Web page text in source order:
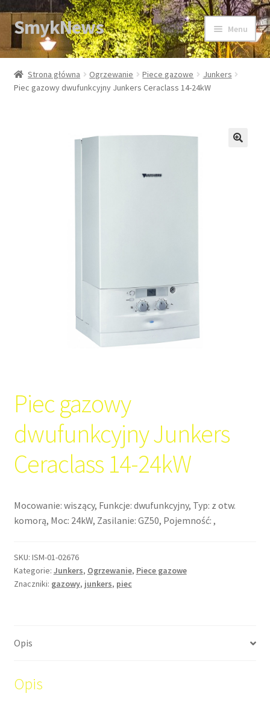
Przejdź
do
nawigacji
Przejdź
do
treści
SmykNews Menu
Strona główna
Strona główna Ogrzewanie Piece gazowe
Junkers
Piec gazowy dwufunkcyjny Junkers Ceraclass 14-24kW
Piec gazowy
dwufunkcyjny Junkers
Ceraclass 14-24kW
Mocowanie: wiszący, Funkcje: dwufunkcyjny, Typ: z otw.
komorą, Moc: 24kW, Zasilanie: GZ50, Pojemność: ,
SKU: ISM-01-02676
Kategorie: Junkers, Ogrzewanie, Piece gazowe
Znaczniki: gazowy, junkers, piec
Opis
Opis